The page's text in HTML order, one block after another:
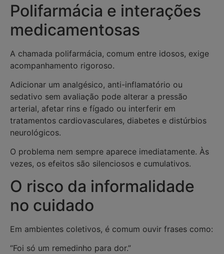
Polifarmácia e interações
medicamentosas
A chamada polifarmácia, comum entre idosos, exige
acompanhamento rigoroso.
Adicionar um analgésico, anti-inflamatório ou
sedativo sem avaliação pode alterar a pressão
arterial, afetar rins e fígado ou interferir em
tratamentos cardiovasculares, diabetes e distúrbios
neurológicos.
O problema nem sempre aparece imediatamente. Às
vezes, os efeitos são silenciosos e cumulativos.
O risco da informalidade
no cuidado
Em ambientes coletivos, é comum ouvir frases como:
“Foi só um remedinho para dor.”